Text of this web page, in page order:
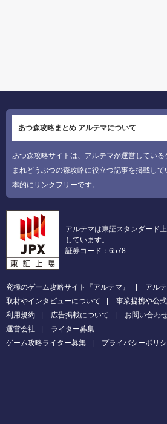
あつ森攻略まとめ アルテマについて
あつ森攻略サイトは、アルテマが運営してい
まれどうぶつの森攻略に役立つ記事を掲載し
本的にリンクフリーです。
アルテマは東証スタンダード
しています。
証券コード：6578
究極のゲーム攻略サイト『アルテマ』
アル
取材やインタビューについて
事業提携や公
利用規約
広告掲載について お問い合わ
運営会社
ライター募集
ゲーム攻略ライター募集
プライバシーポリ